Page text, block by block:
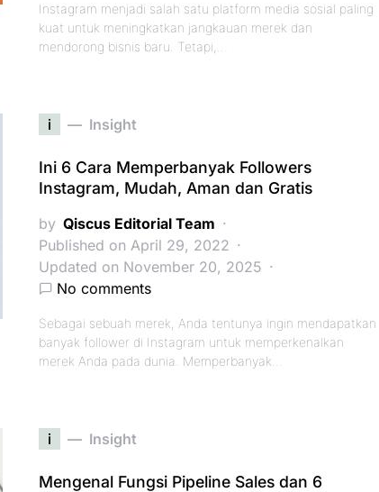
Instagram menjadi salah satu platform media sosial paling
kuat untuk meningkatkan jangkauan merek dan
mendorong bisnis baru. Tetapi,…
i Insight
Ini 6 Cara Memperbanyak Followers
Instagram, Mudah, Aman dan Gratis
by Qiscus Editorial Team
Published on April 29, 2022
Updated on November 20, 2025
No comments
Sebagai sebuah merek, Anda tentunya ingin mendapatkan
banyak follower di Instagram untuk memperkenalkan
merek Anda pada dunia. Memperbanyak…
i Insight
Mengenal Fungsi Pipeline Sales dan 6